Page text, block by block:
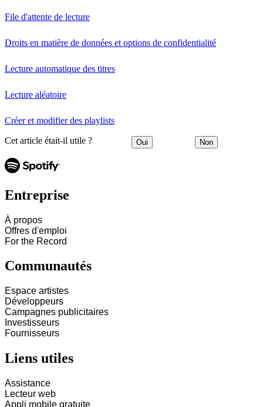
File d'attente de lecture
Droits en matière de données et options de confidentialité
Lecture automatique des titres
Lecture aléatoire
Créer et modifier des playlists
Cet article était-il utile ? Oui Non
Entreprise
À propos
Offres d'emploi
For the Record
Communautés
Espace artistes
Développeurs
Campagnes publicitaires
Investisseurs
Fournisseurs
Liens utiles
Assistance
Lecteur web
Appli mobile gratuite